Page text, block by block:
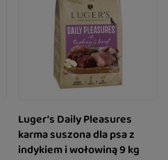
Luger’s Daily Pleasures
karma suszona dla psa z
indykiem i wołowiną 9 kg